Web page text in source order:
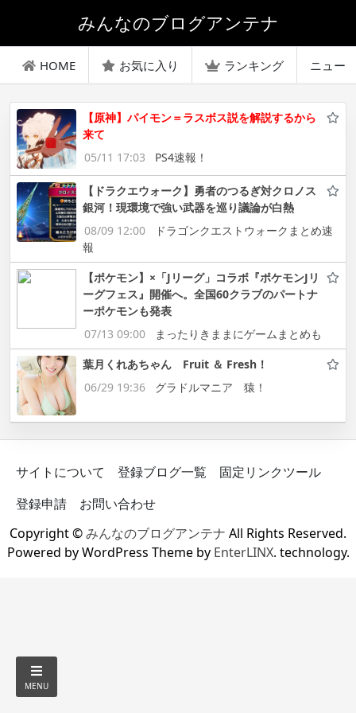
みんなのブログアンテナ
HOME お気に入り ランキング ニュー
【原神】パイモン＝ラスボス説を解説するから
来て
05/11 17:03
PS4速報！
【ドラクエウォーク】勇者のつるぎ対クロノス
銀河！現環境で強い武器を巡り議論が白熱
08/09 12:00
ドラゴンクエストウォークまとめ速
報
【ポケモン】×「Jリーグ」コラボ『ポケモンJリ
ーグフェス』開催へ。全国60クラブのパートナ
ーポケモンも発表
07/13 09:00
まったりきままにゲームまとめも
葉月くれあちゃん Fruit ＆ Fresh！
06/29 19:36
グラドルマニア 猿！
サイトについて 登録ブログ一覧
固定リンクツール
登録申請
お問い合わせ
Copyright ©みんなのブログアンテナ All Rights Reserved.
Powered by WordPress Theme by EnterLINX. technology.
MENU